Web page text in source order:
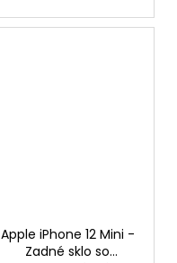
Apple iPhone 12 Mini -
Zadné sklo so